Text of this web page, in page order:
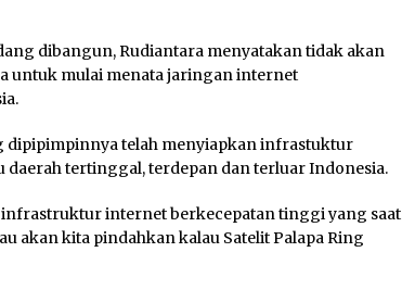
dibangun, Rudiantara menyatakan tidak akan
untuk mulai menata jaringan internet
dipipimpinnya telah menyiapkan infrastuktur
tertinggal, terdepan dan terluar Indonesia.
infrastruktur internet berkecepatan tinggi yang saat
akan kita pindahkan kalau Satelit Palapa Ring